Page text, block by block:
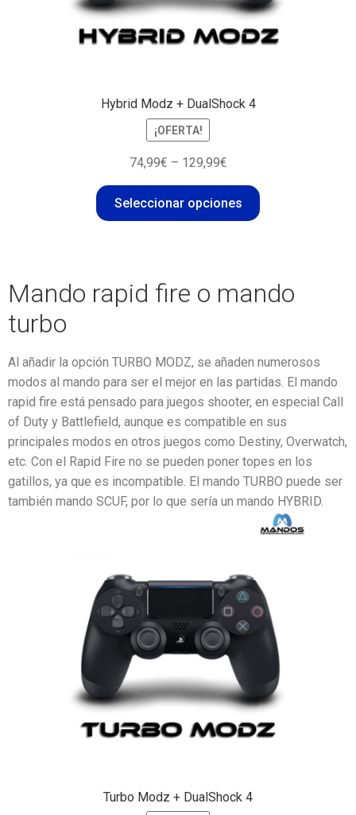
Hybrid Modz + DualShock 4
¡OFERTA!
74,99€ – 129,99€
Seleccionar opciones
Mando rapid fire o mando
turbo
Al añadir la opción TURBO MODZ, se añaden numerosos
modos al mando para ser el mejor en las partidas. El mando
rapid fire está pensado para juegos shooter, en especial Call
of Duty y Battlefield, aunque es compatible en sus
principales modos en otros juegos como Destiny, Overwatch,
etc. Con el Rapid Fire no se pueden poner topes en los
gatillos, ya que es incompatible. El mando TURBO puede ser
también mando SCUF, por lo que sería un mando HYBRID.
Turbo Modz + DualShock 4